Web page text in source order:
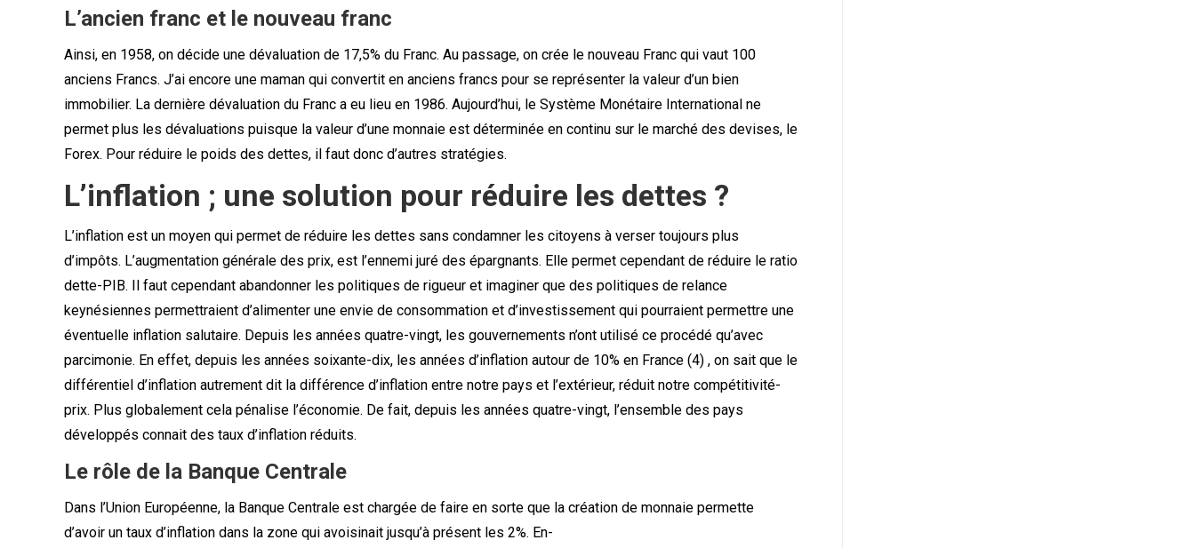
L’ancien franc et le nouveau franc
Ainsi, en 1958, on décide une dévaluation de 17,5% du Franc. Au passage, on crée le nouveau Franc qui vaut 100
anciens Francs. J’ai encore une maman qui convertit en anciens francs pour se représenter la valeur d’un bien
immobilier. La dernière dévaluation du Franc a eu lieu en 1986. Aujourd’hui, le Système Monétaire International ne
permet plus les dévaluations puisque la valeur d’une monnaie est déterminée en continu sur le marché des devises, le
Forex. Pour réduire le poids des dettes, il faut donc d’autres stratégies.
L’inflation ; une solution pour réduire les dettes ?
L’inflation est un moyen qui permet de réduire les dettes sans condamner les citoyens à verser toujours plus
d’impôts. L’augmentation générale des prix, est l’ennemi juré des épargnants. Elle permet cependant de réduire le ratio
dette-PIB. Il faut cependant abandonner les politiques de rigueur et imaginer que des politiques de relance
keynésiennes permettraient d’alimenter une envie de consommation et d’investissement qui pourraient permettre une
éventuelle inflation salutaire. Depuis les années quatre-vingt, les gouvernements n’ont utilisé ce procédé qu’avec
parcimonie. En effet, depuis les années soixante-dix, les années d’inflation autour de 10% en France (4) , on sait que le
différentiel d’inflation autrement dit la différence d’inflation entre notre pays et l’extérieur, réduit notre compétitivité-
prix. Plus globalement cela pénalise l’économie. De fait, depuis les années quatre-vingt, l’ensemble des pays
développés connait des taux d’inflation réduits.
Le rôle de la Banque Centrale
Dans l’Union Européenne, la Banque Centrale est chargée de faire en sorte que la création de monnaie permette
d’avoir un taux d’inflation dans la zone qui avoisinait jusqu’à présent les 2%. En-